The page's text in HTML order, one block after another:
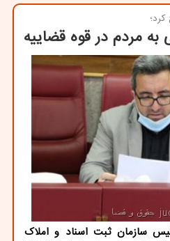
مردم در قوه قضاییه
سازمان ثبت اسناد و املاک